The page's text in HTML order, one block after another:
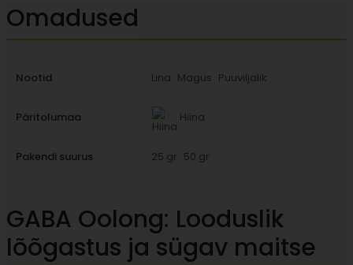
Omadused
Nootid Lina Magus Puuviljalik
Päritolumaa Hiina
Pakendi suurus 25 gr 50 gr
GABA Oolong: Looduslik
lõõgastus ja sügav maitse